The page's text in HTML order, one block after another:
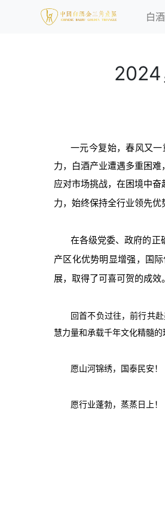
白
2024
一元今复始，春风又
力，白酒产业遭遇多重困
应对市场挑战，在困境中
力，始终保持全行业领先优
在各级党委、政府的正
产区化优势明显增强，国
展，取得了可喜可贺的成效。
回首不负过往，前行共
慧力量和承载千年文化精髓
愿山河锦绣，国泰民安！
愿行业蓬勃，蒸蒸日上！